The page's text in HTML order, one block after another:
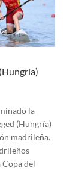
la
(Hungría)
madrileña.
del